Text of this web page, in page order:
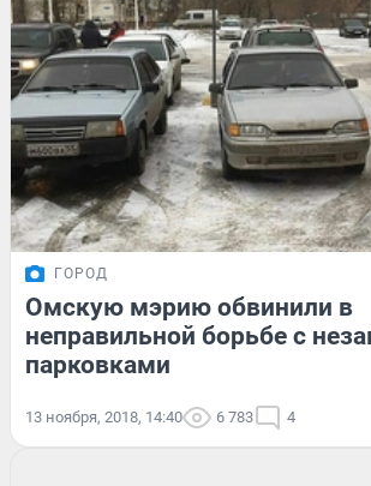
ГОРОД
Омскую мэрию обвинили в
неправильной борьбе с
парковками
13 ноября, 2018, 14:40 6 783 4